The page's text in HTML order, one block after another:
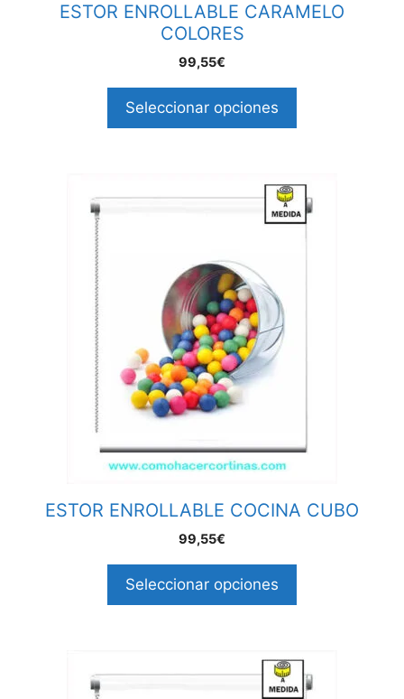
ESTOR ENROLLABLE CARAMELO
COLORES
99,55€
Seleccionar opciones
ESTOR ENROLLABLE COCINA CUBO
99,55€
Seleccionar opciones